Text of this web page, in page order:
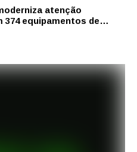
atenção
374 equipamentos de